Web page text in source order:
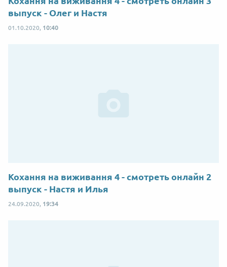
выпуск - Олег и Настя
01.10.2020, 10:40
Кохання на виживання 4 - смотреть онлайн 2
выпуск - Настя и Илья
24.09.2020, 19:34